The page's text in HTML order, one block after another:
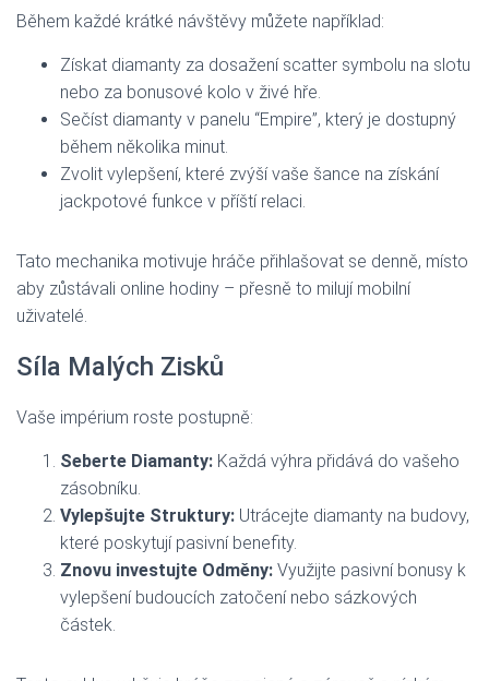
Během každé krátké návštěvy můžete například:
Získat diamanty za dosažení scatter symbolu na slotu
nebo za bonusové kolo v živé hře.
Sečíst diamanty v panelu “Empire”, který je dostupný
během několika minut.
Zvolit vylepšení, které zvýší vaše šance na získání
jackpotové funkce v příští relaci.
Tato mechanika motivuje hráče přihlašovat se denně, místo
aby zůstávali online hodiny – přesně to milují mobilní
uživatelé.
Síla Malých Zisků
Vaše impérium roste postupně:
Seberte Diamanty: Každá výhra přidává do vašeho
zásobníku.
Vylepšujte Struktury: Utrácejte diamanty na budovy,
které poskytují pasivní benefity.
Znovu investujte Odměny: Využijte pasivní bonusy k
vylepšení budoucích zatočení nebo sázkových
částek.